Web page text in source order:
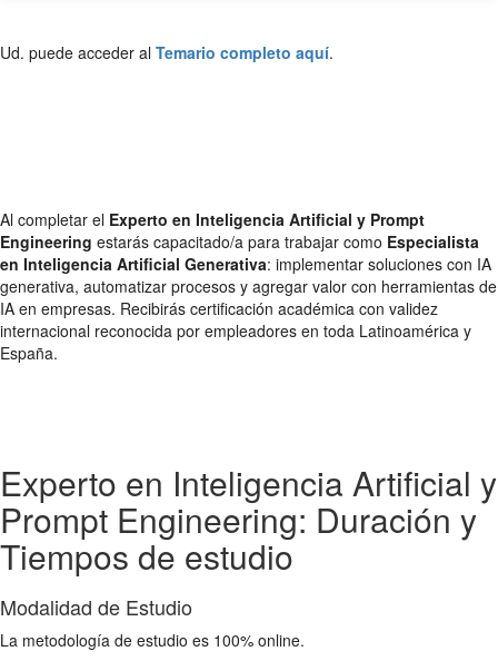
Ud. puede acceder al Temario completo aquí.
Al completar el Experto en Inteligencia Artificial y Prompt
Engineering estarás capacitado/a para trabajar como Especialista
en Inteligencia Artificial Generativa: implementar soluciones con IA
generativa, automatizar procesos y agregar valor con herramientas de
IA en empresas. Recibirás certificación académica con validez
internacional reconocida por empleadores en toda Latinoamérica y
España.
Experto en Inteligencia Artificial y
Prompt Engineering: Duración y
Tiempos de estudio
Modalidad de Estudio
La metodología de estudio es 100% online.